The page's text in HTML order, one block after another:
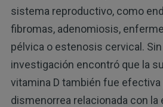
sistema reproductivo, como
fibromas, adenomiosis,
pélvica o estenosis cervical.
investigación encontró que la
vitamina D también fue efectiva
dismenorrea relacionada con